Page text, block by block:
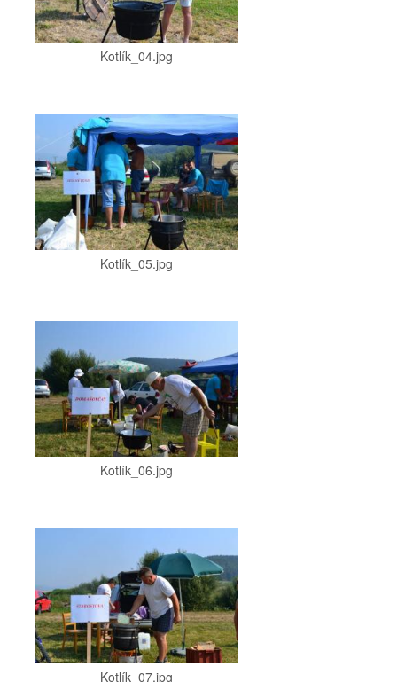
Kotlík_04.jpg
Kotlík_05.jpg
Kotlík_06.jpg
Kotlík_07.jpg